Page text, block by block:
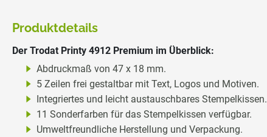
Produktdetails
Der Trodat Printy 4912 Premium im Überblick:
Abdruckmaß von 47 x 18 mm.
5 Zeilen frei gestaltbar mit Text, Logos und Motiven.
Integriertes und leicht austauschbares Stempelkissen.
11 Sonderfarben für das Stempelkissen verfügbar.
Umweltfreundliche Herstellung und Verpackung.